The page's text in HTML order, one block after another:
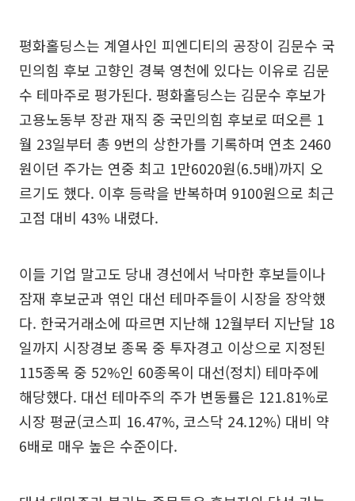
평화홀딩스는 계열사인 피엔디티의 공장이 김문수 국
민의힘 후보 고향인 경북 영천에 있다는 이유로 김문
수 테마주로 평가된다. 평화홀딩스는 김문수 후보가
고용노동부 장관 재직 중 국민의힘 후보로 떠오른 1
월 23일부터 총 9번의 상한가를 기록하며 연초 2460
원이던 주가는 연중 최고 1만6020원(6.5배)까지 오
르기도 했다. 이후 등락을 반복하며 9100원으로 최근
고점 대비 43% 내렸다.
이들 기업 말고도 당내 경선에서 낙마한 후보들이나
잠재 후보군과 엮인 대선 테마주들이 시장을 장악했
다. 한국거래소에 따르면 지난해 12월부터 지난달 18
일까지 시장경보 종목 중 투자경고 이상으로 지정된
115종목 중 52%인 60종목이 대선(정치) 테마주에
해당했다. 대선 테마주의 주가 변동률은 121.81%로
시장 평균(코스피 16.47%, 코스닥 24.12%) 대비 약
6배로 매우 높은 수준이다.